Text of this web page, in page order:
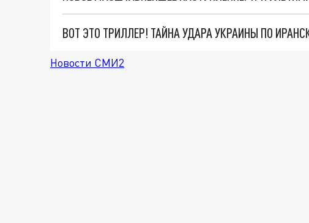
ВОТ ЭТО ТРИЛЛЕР! ТАЙНА УДАРА УКРАИНЫ ПО
Новости СМИ2